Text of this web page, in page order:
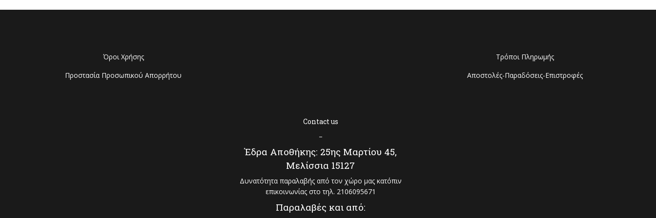
Όροι Χρήσης
Προστασία Προσωπικού Απορρήτου
Τρόποι Πληρωμής
Αποστολές-Παραδόσεις-Επιστροφές
Contact us
–
Έδρα Αποθήκης: 25ης Μαρτίου 45,
Μελίσσια 15127
Δυνατότητα παραλαβής από τον χώρο μας κατόπιν
επικοινωνίας στο τηλ. 2106095671
Παραλαβές και από: